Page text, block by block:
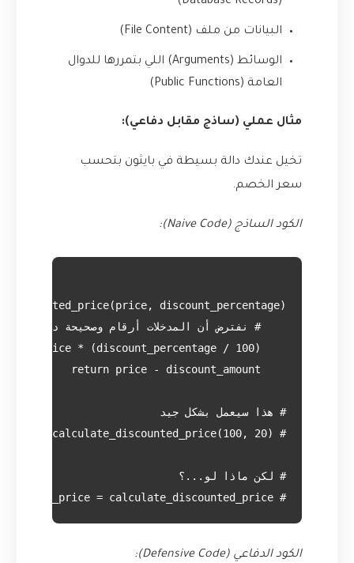
البيانات من ملف (File Content)
الوسائط (Arguments) اللي بتمررها للدوال
العامة (Public Functions)
مثال عملي (ساذج مقابل دفاعي):
تخيل عندك دالة بسيطة في بايثون بتحسب
سعر الخصم.
الكود الساذج (Naive Code):
# final_price = calculate_discounted_price(100, "عشرين") # سينهار البرنامج! TypeError
الكود الدفاعي (Defensive Code):